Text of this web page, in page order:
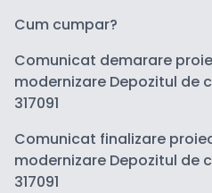
Cum cumpar?
Comunicat demarare
modernizare Depozitul de
317091
Comunicat finalizare
modernizare Depozitul de
317091